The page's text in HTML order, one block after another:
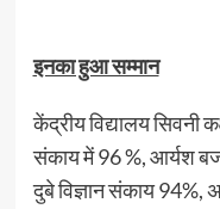
इनका हुआ सम्मान
केंद्रीय विद्यालय सिवनी
संकाय में 96 %, आर्यश
दुबे विज्ञान संकाय 94%,